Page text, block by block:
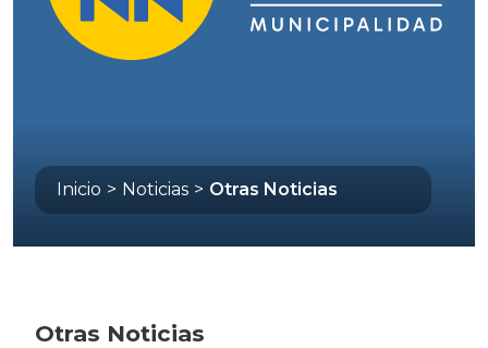
Inicio > Noticias > Otras Noticias
Otras Noticias